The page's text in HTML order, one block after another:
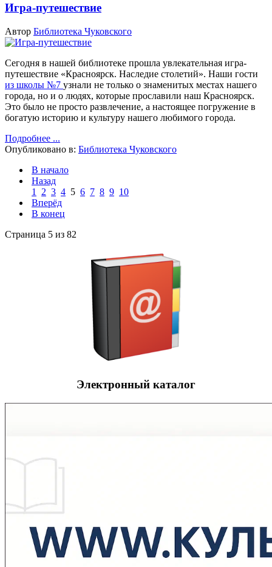
Игра-путешествие
Автор Библиотека Чуковского
Сегодня в нашей библиотеке прошла увлекательная игра-
путешествие «Красноярск. Наследие столетий». Наши гости
из школы №7 узнали не только о знаменитых местах нашего
города, но и о людях, которые прославили наш Красноярск.
Это было не просто развлечение, а настоящее погружение в
богатую историю и культуру нашего любимого города.
Подробнее ...
Опубликовано в: Библиотека Чуковского
В начало
Назад
1
2 3 4 5 6 7 8 9 10
Вперёд
В конец
Страница 5 из 82
Электронный каталог